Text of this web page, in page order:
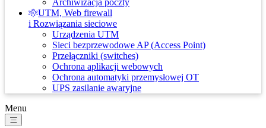
Archiwizacja poczty
UTM, Web firewall
i Rozwiązania sieciowe
Urządzenia UTM
Sieci bezprzewodowe AP (Access Point)
Przełączniki (switches)
Ochrona aplikacji webowych
Ochrona automatyki przemysłowej OT
UPS zasilanie awaryjne
Menu